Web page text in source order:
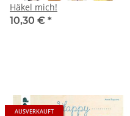
Häkel mich!
10,30 € *
AUSVERKAUFT